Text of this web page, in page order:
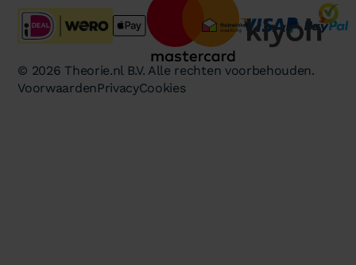
© 2026 Theorie.nl B.V. Alle rechten voorbehouden.
VoorwaardenPrivacyCookies